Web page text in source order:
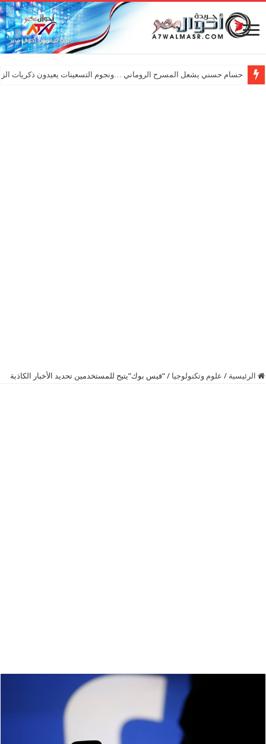
حسام حسني يشعل المسرح الروماني …ونجوم التسعينات يعيدون ذكريات
الرئيسية / علوم وتكنولوجيا / “فيس بوك”يتيح للمستخدمين تحديد الأخبار الكاذبة